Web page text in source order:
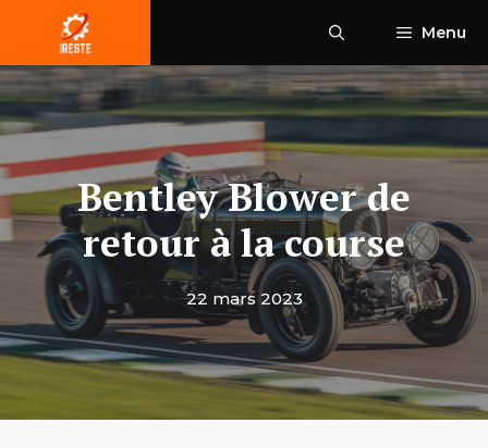
contenu
Menu
Bentley Blower de
retour à la course
22 mars 2023